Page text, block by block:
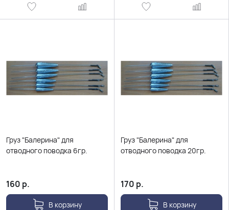
Груз "Балерина" для
отводного поводка 6гр.
160 р.
В корзину
Груз "Балерина" для
отводного поводка 20гр.
170 р.
В корзину